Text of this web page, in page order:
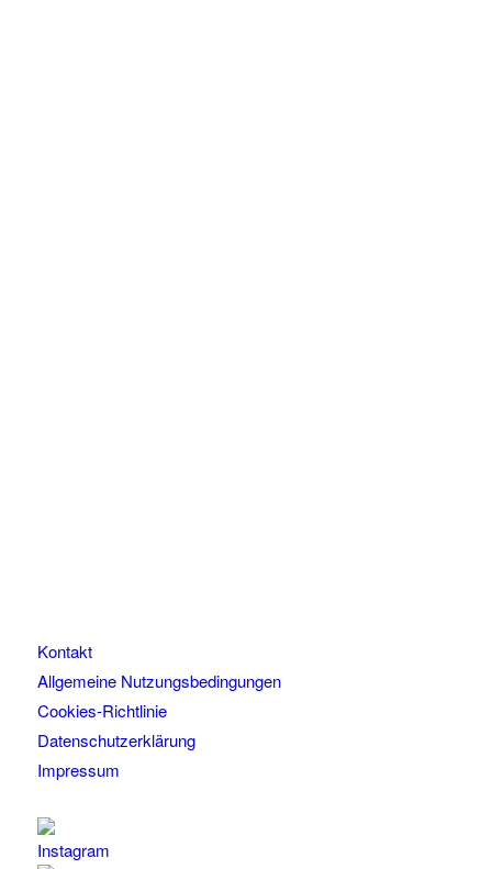
Kontakt
Allgemeine Nutzungsbedingungen
Cookies-Richtlinie
Datenschutzerklärung
Impressum